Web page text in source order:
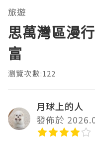
旅遊
思萬灣區漫
富
瀏覽次數:122
月球上的人
發佈於